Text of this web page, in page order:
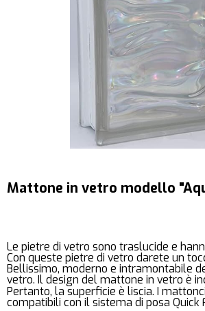
Mattone in vetro modello
Le pietre di vetro sono traslucide e
Con queste pietre di vetro darete un
Bellissimo, moderno e intramontabile
vetro. Il design del mattone in vetro è
Pertanto, la superficie è liscia. I
compatibili con il sistema di posa Quick